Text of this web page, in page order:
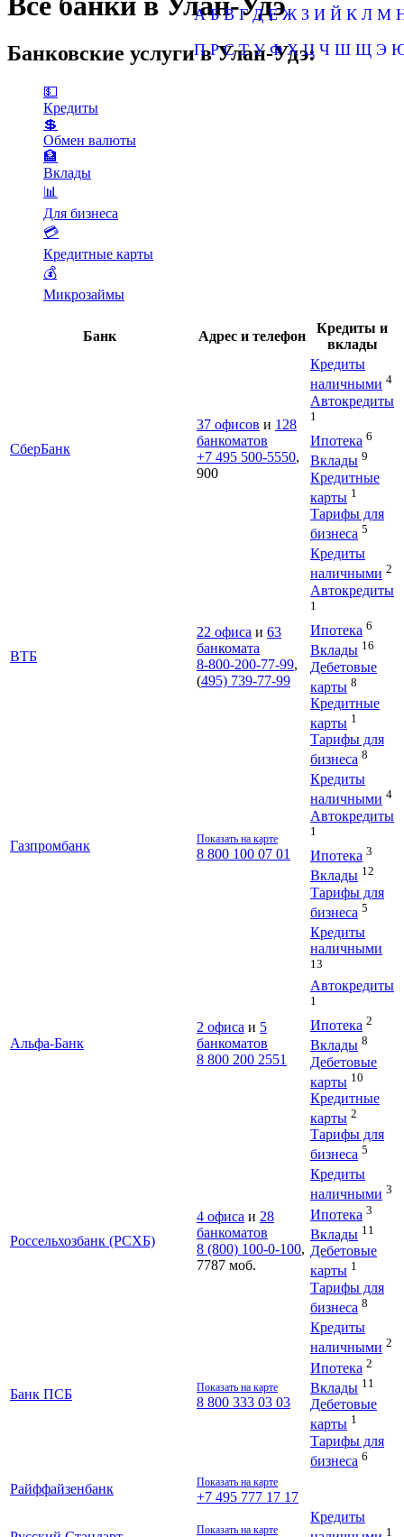
А Б В Г Д Е Ж З И Й К Л М
П Р С Т У Ф Х Ц Ч Ш Щ Э
Банковские услуги в Улан-Удэ:
💵
Кредиты
💲
Обмен валюты
🏦
Вклады
📊
Для бизнеса
💳
Кредитные карты
💰
Микрозаймы
Банк Адрес и телефон
Кредиты и
вклады
СберБанк
37 офисов и 128
банкоматов
+7 495 500-5550,
900
Кредиты
наличными 4
Автокредиты
1
Ипотека 6
Вклады 9
Кредитные
карты 1
Тарифы для
бизнеса 5
ВТБ
22 офиса и 63
банкомата
8-800-200-77-99,
(495) 739-77-99
Кредиты
наличными 2
Автокредиты
1
Ипотека 6
Вклады 16
Дебетовые
карты 8
Кредитные
карты 1
Тарифы для
бизнеса 8
Газпромбанк Показать на карте
8 800 100 07 01
Кредиты
наличными 4
Автокредиты
1
Ипотека 3
Вклады 12
Тарифы для
бизнеса 5
Альфа-Банк
2 офиса и 5
банкоматов
8 800 200 2551
Кредиты
наличными
13
Автокредиты
1
Ипотека 2
Вклады 8
Дебетовые
карты 10
Кредитные
карты 2
Тарифы для
бизнеса 5
Россельхозбанк (РСХБ)
4 офиса и 28
банкоматов
8 (800) 100-0-100,
7787 моб.
Кредиты
наличными 3
Ипотека 3
Вклады 11
Дебетовые
карты 1
Тарифы для
бизнеса 8
Банк ПСБ Показать на карте
8 800 333 03 03
Кредиты
наличными 2
Ипотека 2
Вклады 11
Дебетовые
карты 1
Тарифы для
бизнеса 6
Райффайзенбанк Показать на карте
+7 495 777 17 17
Показать на карте
Кредиты
1